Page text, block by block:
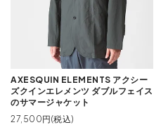
AXESQUIN ELEMENTS アクシー
ズクインエレメンツ ダブルフェイス
のサマージャケット
27,500円(税込)